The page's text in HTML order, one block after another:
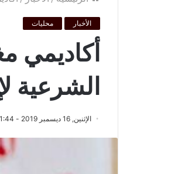
الأخبار محليات
أكاديمي
الشرعية
الإثنين, 16 ديسمبر 2019 - 11:44 ص